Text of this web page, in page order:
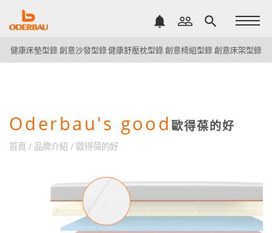
notifications people_outline search
健康床墊型錄創意沙發型錄健康舒壓枕型錄創意椅組型錄創意床架型錄
Oderbau's good歐得葆的好
首頁 / 品牌介紹 / 歐得葆的好